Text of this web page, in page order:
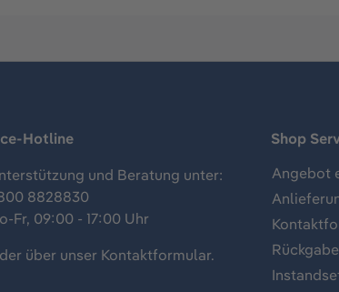
Hotline
und Beratung unter:
8828830
Fr, 09:00 - 17:00 Uhr
über unser Kontaktformular.
Shop
Angebot
Rückgabe